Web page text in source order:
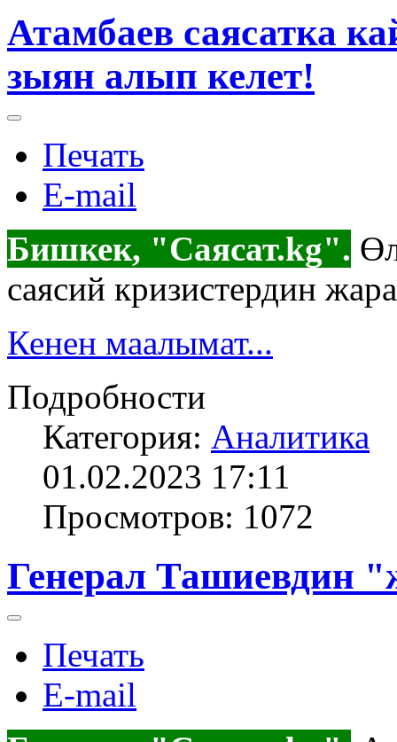
Атамбаев саясатка
зыян алып келет!
Печать
E-mail
Бишкек, "Саясат.kg".
саясий кризистердин
Кенен маалымат...
Подробности
Категория: Аналитика
01.02.2023 17:11
Просмотров: 1072
Генерал Ташиевдин
Печать
E-mail